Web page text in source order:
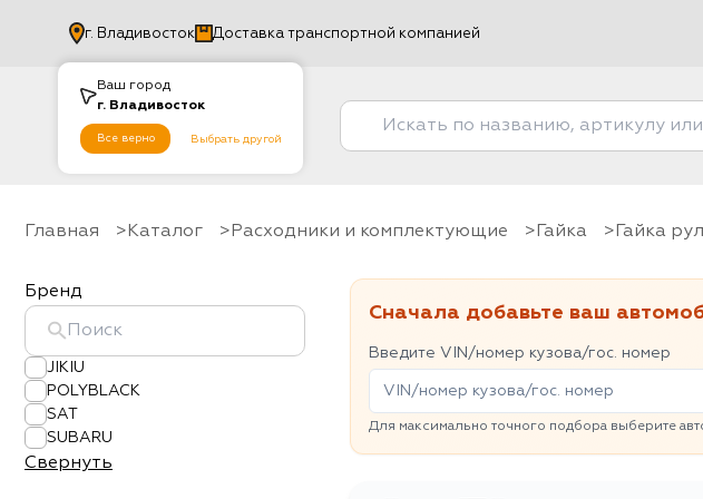
Ваш город
г. Владивосток
Все верно Выбрать другой
г. Владивосток Доставка транспортной компанией
Главная Каталог Расходники и комплектующие гайка Гайка
Бренд
JIKIU
POLYBLACK
SAT
SUBARU
Свернуть
Сначала добавьте ваш
Введите VIN/номер кузова/гос. номер
Для максимально точного подбора выберите